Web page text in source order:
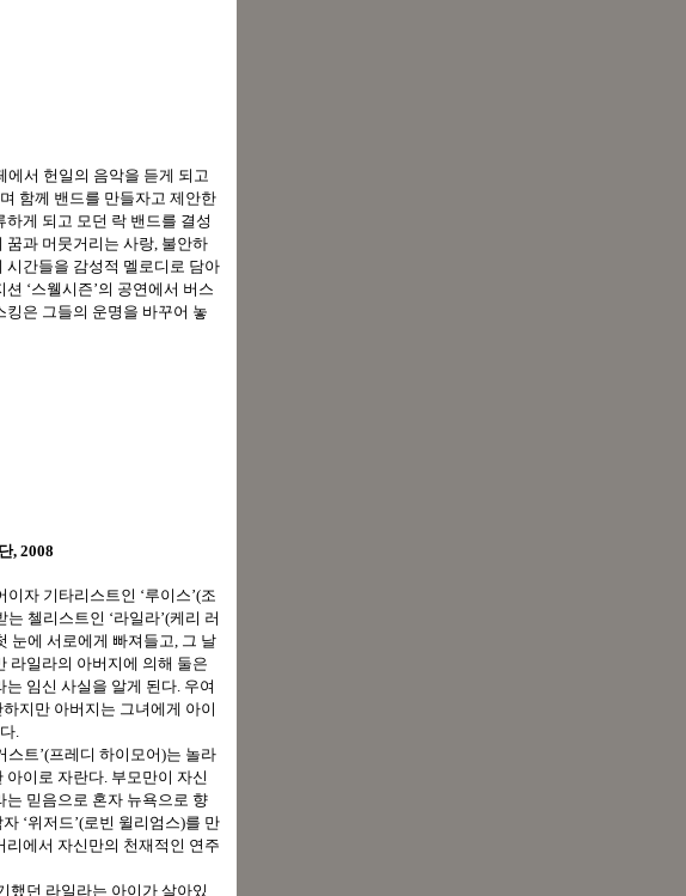
에서 헌일의 음악을 듣게 되고
함께 밴드를 만들자고 제안한
게 되고 모던 락 밴드를 결성
꿈과 머뭇거리는 사랑, 불안하
시간들을 감성적 멜로디로 담아
‘스웰시즌’의 공연에서 버스
킹은 그들의 운명을 바꾸어 놓
, 2008
자 기타리스트인 ‘루이스’(조
첼리스트인 ‘라일라’(케리 러
눈에 서로에게 빠져들고, 그 날
라일라의 아버지에 의해 둘은
임신 사실을 알게 된다. 우여
지만 아버지는 그녀에게 아이
.
스트’(프레디 하이모어)는 놀라
이로 자란다. 부모만이 자신
는 믿음으로 혼자 뉴욕으로 향
‘위저드’(로빈 윌리엄스)를 만
리에서 자신만의 천재적인 연주
했던 라일라는 아이가 살아있